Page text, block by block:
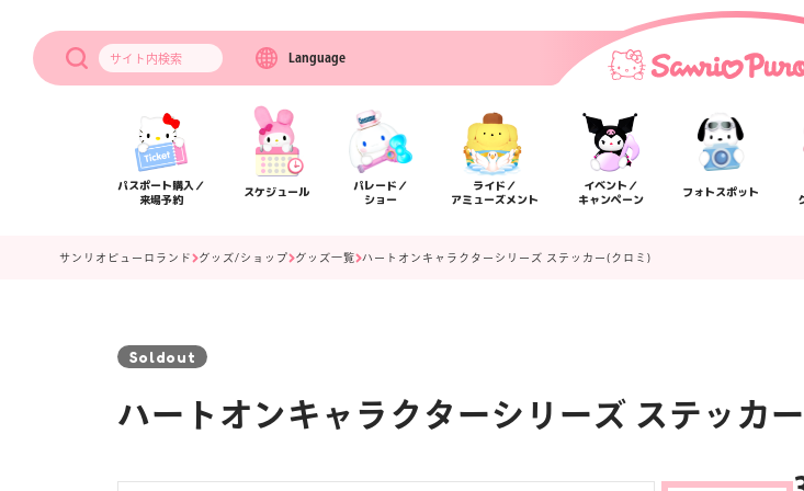
サイト内検索 Language
パスポート購入／
来場予約
スケジュール
パレード／
ショー
ライド／
アミューズメント
イベント／
キャンペーン
フォトスポット
サンリオピューロランド グッズ/ショップ グッズ一覧 ハートオンキャラクターシリーズ ステッカー(クロミ)
Soldout
ハートオンキャラクターシリーズ ステッカ